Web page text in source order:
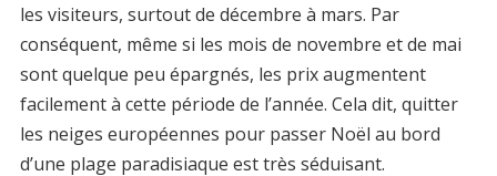
les visiteurs, surtout de décembre à mars. Par
conséquent, même si les mois de novembre et de mai
sont quelque peu épargnés, les prix augmentent
facilement à cette période de l’année. Cela dit, quitter
les neiges européennes pour passer Noël au bord
d’une plage paradisiaque est très séduisant.